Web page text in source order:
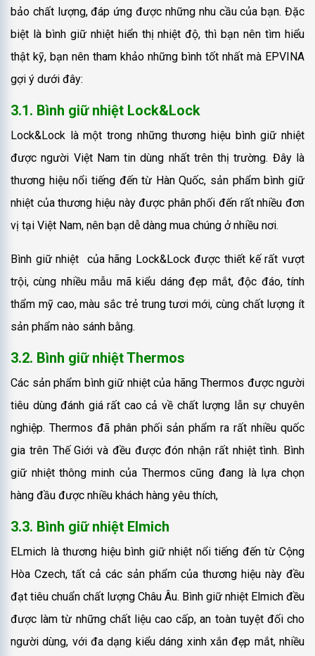
bảo chất lượng, đáp ứng được những nhu cầu của bạn. Đặc
biệt là bình giữ nhiệt hiển thị nhiệt độ, thì bạn nên tìm hiểu
thật kỹ, bạn nên tham khảo những bình tốt nhất mà EPVINA
gợi ý dưới đây:
3.1. Bình giữ nhiệt Lock&Lock
Lock&Lock là một trong những thương hiệu bình giữ nhiệt
được người Việt Nam tin dùng nhất trên thị trường. Đây là
thương hiệu nổi tiếng đến từ Hàn Quốc, sản phẩm bình giữ
nhiệt của thương hiệu này được phân phối đến rất nhiều đơn
vị tại Việt Nam, nên bạn dễ dàng mua chúng ở nhiều nơi.
Bình giữ nhiệt của hãng Lock&Lock được thiết kế rất vượt
trội, cùng nhiều mẫu mã kiểu dáng đẹp mắt, độc đáo, tính
thẩm mỹ cao, màu sắc trẻ trung tươi mới, cùng chất lượng ít
sản phẩm nào sánh bằng.
3.2. Bình giữ nhiệt Thermos
Các sản phẩm bình giữ nhiệt của hãng Thermos được người
tiêu dùng đánh giá rất cao cả về chất lượng lẫn sự chuyên
nghiệp. Thermos đã phân phối sản phẩm ra rất nhiều quốc
gia trên Thế Giới và đều được đón nhận rất nhiệt tình. Bình
giữ nhiệt thông minh của Thermos cũng đang là lựa chọn
hàng đầu được nhiều khách hàng yêu thích,
3.3. Bình giữ nhiệt Elmich
ELmich là thương hiệu bình giữ nhiệt nổi tiếng đến từ Cộng
Hòa Czech, tất cả các sản phẩm của thương hiệu này đều
đạt tiêu chuẩn chất lượng Châu Âu. Bình giữ nhiệt Elmich đều
được làm từ những chất liệu cao cấp, an toàn tuyệt đối cho
người dùng, với đa dạng kiểu dáng xinh xắn đẹp mắt, nhiều